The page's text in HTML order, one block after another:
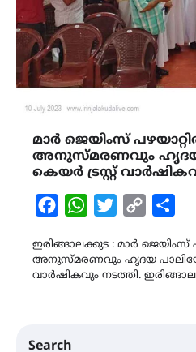
മാർ ജെയിംസ്
അനുസ്മരണവും ഹൃദയ
കെയർ ട്രസ്റ്റ്
FacebookWhatsAppTwitterCopy
ഇരിങ്ങാലക്കുട : മാർ ജെയിംസ്
അനുസ്മരണവും ഹൃദയ
വാർഷികവും നടത്തി.
Search